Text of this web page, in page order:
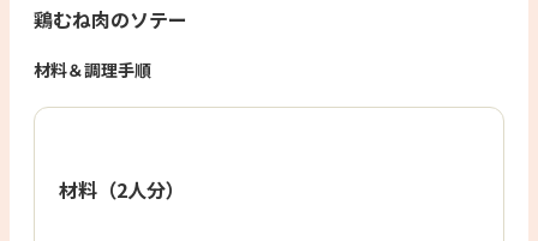
鶏むね肉のソテー
材料＆調理手順
材料（2人分）